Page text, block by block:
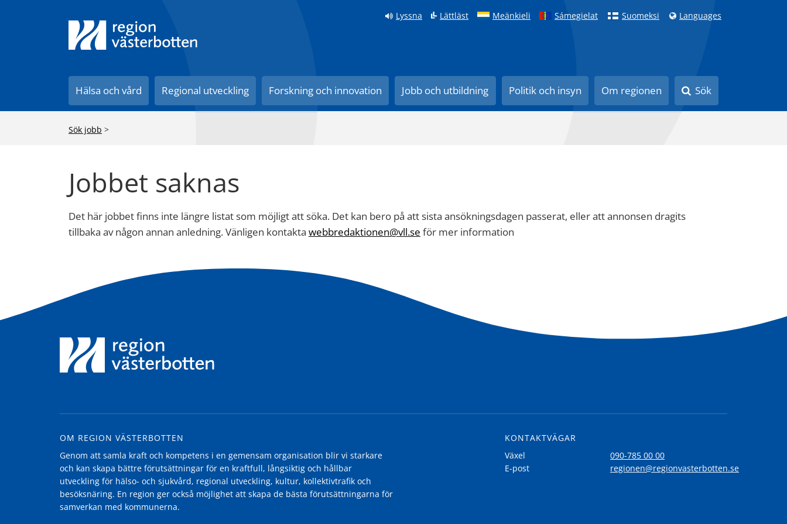
Lyssna Lättläst Meänkieli Sámegielat Suomeksi Languages
Hälsa och vård Regional utveckling Forskning och innovation Jobb och utbildning Politik och insyn Om regionen Sök
Sök jobb >
Jobbet saknas
Det här jobbet finns inte längre listat som möjligt att söka. Det kan bero på att sista ansökningsdagen passerat, eller att annonsen dragits
tillbaka av någon annan anledning. Vänligen kontakta webbredaktionen@vll.se för mer information
OM REGION VÄSTERBOTTEN
Genom att samla kraft och kompetens i en gemensam organisation blir vi starkare
och kan skapa bättre förutsättningar för en kraftfull, långsiktig och hållbar
utveckling för hälso- och sjukvård, regional utveckling, kultur, kollektivtrafik och
besöksnäring. En region ger också möjlighet att skapa de bästa förutsättningarna för
samverkan med kommunerna.
KONTAKTVÄGAR
Växel
090-785 00 00
E-post
regionen@regionvasterbotten.se